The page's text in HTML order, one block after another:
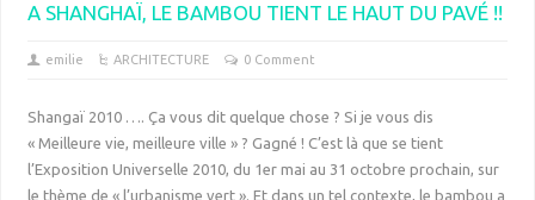
A SHANGHAÏ, LE BAMBOU TIENT LE HAUT DU PAVÉ !!
emilie ARCHITECTURE 0 Comment
Shangaï 2010 …. Ça vous dit quelque chose ? Si je vous dis
« Meilleure vie, meilleure ville » ? Gagné ! C’est là que se tient
l’Exposition Universelle 2010, du 1er mai au 31 octobre prochain, sur
le thème de « l’urbanisme vert ». Et dans un tel contexte, le bambou a